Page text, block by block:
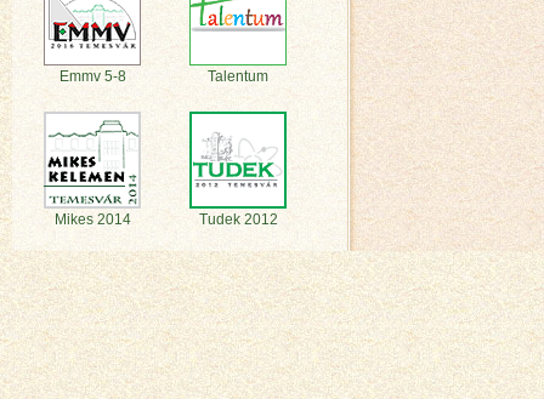
Emmv 5-8 Talentum
Mikes 2014 Tudek 2012